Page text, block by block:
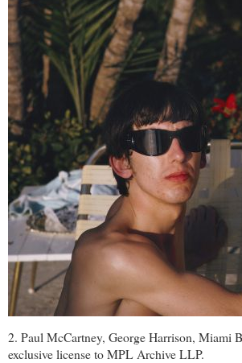
2. Paul McCartney, George Harrison, Miami
exclusive license to MPL Archive LLP.